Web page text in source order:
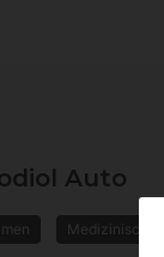
Auto
Medizinisches